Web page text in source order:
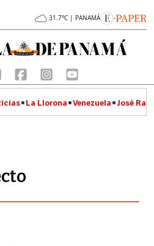
31.7°C | PANAMÁ
La Llorona Venezuela José